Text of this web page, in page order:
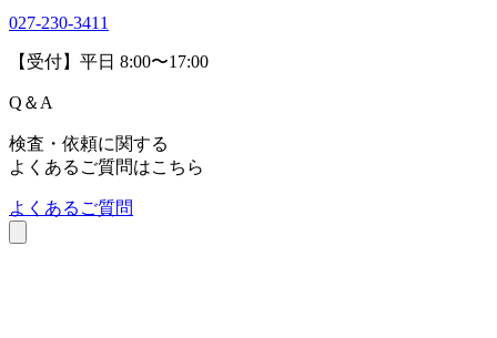
お気軽に
027-230-3411
【受付】平日 8:00〜17:00
Q＆